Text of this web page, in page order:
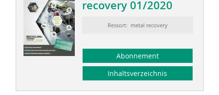
recovery 01/2020
Ressort: metal recovery
Abonnement
Inhaltsverzeichnis